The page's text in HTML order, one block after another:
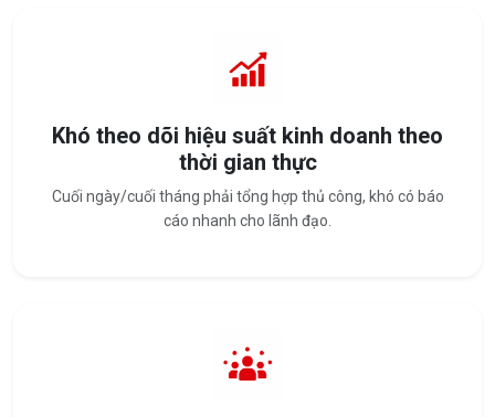
Khó theo dõi hiệu suất kinh doanh theo
thời gian thực
Cuối ngày/cuối tháng phải tổng hợp thủ công, khó có báo
cáo nhanh cho lãnh đạo.